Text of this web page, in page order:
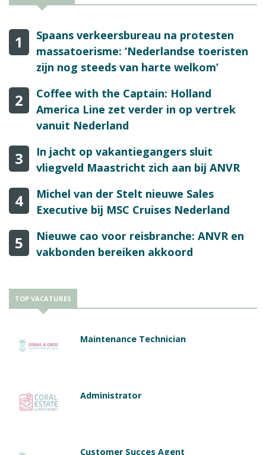
1
Spaans verkeersbureau na protesten
massatoerisme: ‘Nederlandse toeristen
zijn nog steeds van harte welkom’
2
Coffee with the Captain: Holland
America Line zet verder in op vertrek
vanuit Nederland
3
In jacht op vakantiegangers sluit
vliegveld Maastricht zich aan bij ANVR
4
Michel van der Stelt nieuwe Sales
Executive bij MSC Cruises Nederland
5
Nieuwe cao voor reisbranche: ANVR en
vakbonden bereiken akkoord
TOP VACATURES
Maintenance Technician
Administrator
Customer Succes Agent